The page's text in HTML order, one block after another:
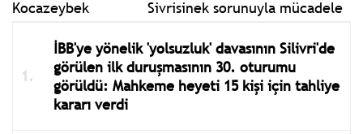
Sivrisinek sorunuyla mücadele
İBB'ye yönelik 'yolsuzluk' davasının Silivri'de
görülen ilk duruşmasının 30. oturumu
görüldü: Mahkeme heyeti 15 kişi için tahliye
kararı verdi